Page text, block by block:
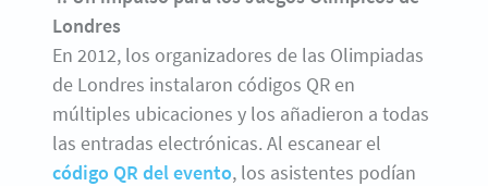
Londres
En 2012, los organizadores de las Olimpiadas
de Londres instalaron códigos QR en
múltiples ubicaciones y los añadieron a todas
las entradas electrónicas. Al escanear el
código QR del evento, los asistentes podían